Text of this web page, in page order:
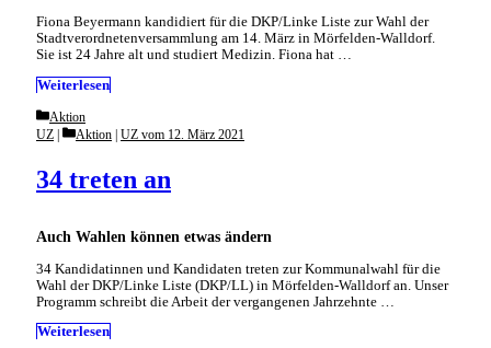
Fiona Beyermann kandidiert für die DKP/Linke Liste zur Wahl der
Stadtverordnetenversammlung am 14. März in Mörfelden-Walldorf.
Sie ist 24 Jahre alt und studiert Medizin. Fiona hat …
Weiterlesen
Categories
Aktion
Auch Wahlen können etwas ändern
34 treten an
UZ Categories
Aktion UZ vom 12. März 2021
34 Kandidatinnen und Kandidaten treten zur Kommunalwahl für die
Wahl der DKP/Linke Liste (DKP/LL) in Mörfelden-Walldorf an. Unser
Programm schreibt die Arbeit der vergangenen Jahrzehnte …
Weiterlesen